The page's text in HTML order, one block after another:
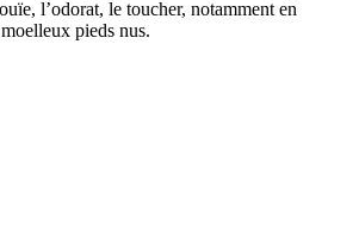
l’odorat, le toucher, notamment en
pieds nus.